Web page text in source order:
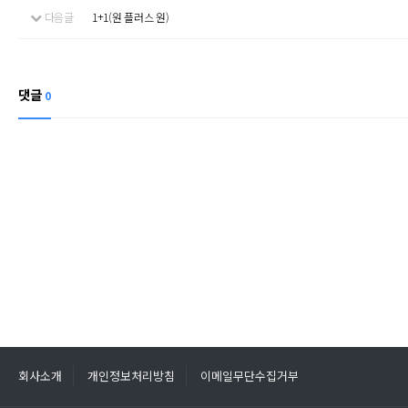
다음글 1+1(원 플러스 원)
댓글 0
회사소개 개인정보처리방침 이메일무단수집거부